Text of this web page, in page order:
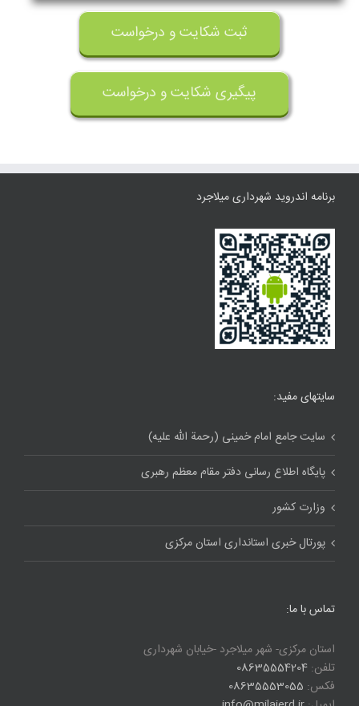
ثبت شکایت و درخواست
پیگیری شکایت و درخواست
برنامه اندروید شهرداری میلاجرد
سایتهای مفید:
سایت جامع امام خمینی (رحمة الله علیه)
پایگاه اطلاع رسانی دفتر مقام معظم رهبری
وزارت کشور
پورتال خبری استانداری استان مرکزی
تماس با ما:
استان مرکزی- شهر میلاجرد -خیابان شهرداری
تلفن: 08635554204
فکس: 08635553055